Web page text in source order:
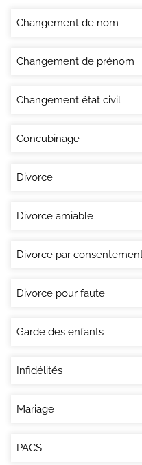
Changement de nom
Changement de prénom
Changement état civil
Concubinage
Divorce
Divorce amiable
Divorce par
Divorce pour faute
Garde des enfants
Infidélités
Mariage
PACS